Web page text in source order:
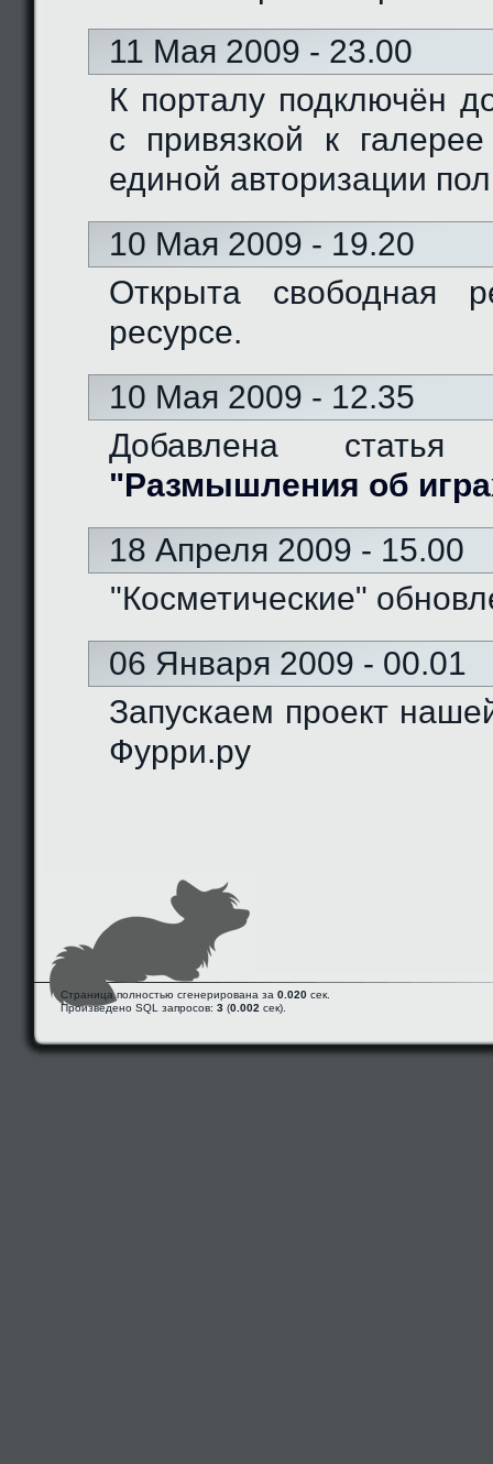
11 Мая 2009 - 23.00
К порталу подключён
с привязкой к
единой авторизации
10 Мая 2009 - 19.20
Открыта свободная
ресурсе.
10 Мая 2009 - 12.35
Добавлена
"Размышления об
18 Апреля 2009 - 15.00
"Косметические"
06 Января 2009 - 00.01
Запускаем проект
Фурри.ру
Страница полностью сгенерирована за 0.020 сек.
Произведено SQL запросов: 3 (0.002 сек).